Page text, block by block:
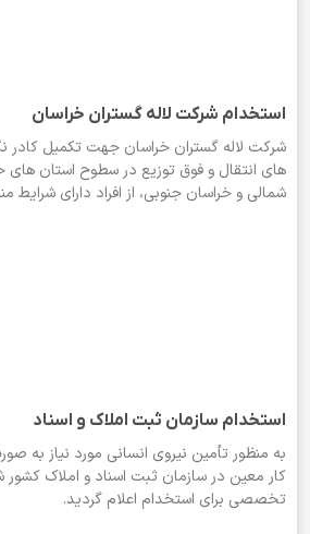
استخدام شرکت لاله گستران خراسان
شرکت لاله گستران خراسان جهت تکمیل کادر
های انتقال و فوق توزیع در سطوح استان های
شمالی و خراسان جنوبی، از افراد دارای شرایط
استخدام سازمان ثبت املاک و اسناد
به منظور تأمین نیروی انسانی مورد نیاز به
کار معین در سازمان ثبت اسناد و املاک
تخصصی برای استخدام اعلام گردید.